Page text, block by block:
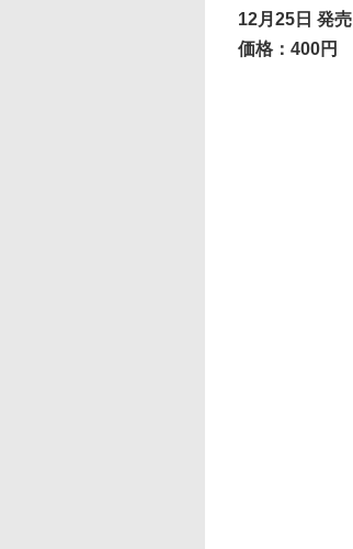
12月25日 発売
価格：400円